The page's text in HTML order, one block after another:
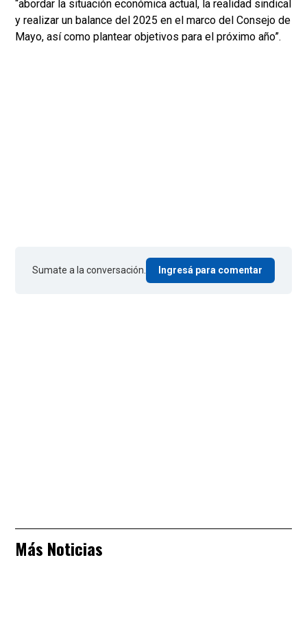
“abordar la situación económica actual, la realidad sindical
y realizar un balance del 2025 en el marco del Consejo de
Mayo, así como plantear objetivos para el próximo año”.
Sumate a la conversación. Ingresá para comentar
Más Noticias